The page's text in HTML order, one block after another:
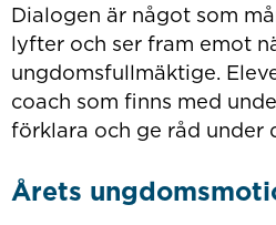
Dialogen är något som
lyfter och ser fram emot
ungdomsfullmäktige.
coach som finns med
förklara och ge råd under
Årets